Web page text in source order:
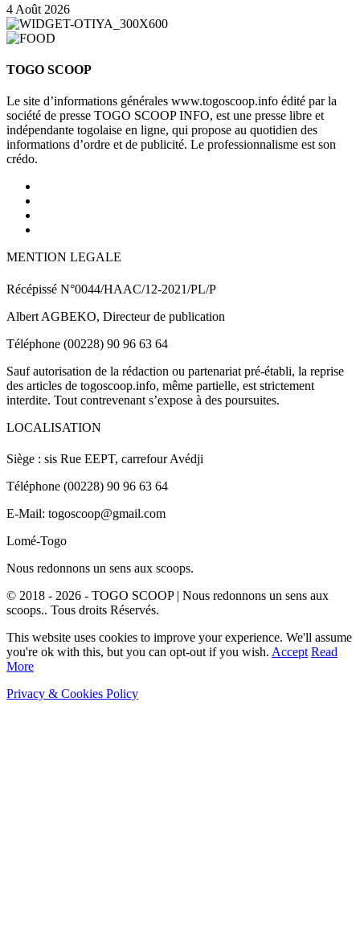
4 Août 2026
TOGO SCOOP
Le site d’informations générales www.togoscoop.info édité par la
société de presse TOGO SCOOP INFO, est une presse libre et
indépendante togolaise en ligne, qui propose au quotidien des
informations d’ordre et de publicité. Le professionnalisme est son
crédo.
MENTION LEGALE
Récépissé N°0044/HAAC/12-2021/PL/P
Albert AGBEKO, Directeur de publication
Téléphone (00228) 90 96 63 64
Sauf autorisation de la rédaction ou partenariat pré-établi, la reprise
des articles de togoscoop.info, même partielle, est strictement
interdite. Tout contrevenant s’expose à des poursuites.
LOCALISATION
Siège : sis Rue EEPT, carrefour Avédji
Téléphone (00228) 90 96 63 64
E-Mail: togoscoop@gmail.com
Lomé-Togo
Nous redonnons un sens aux scoops.
© 2018 - 2026 - TOGO SCOOP | Nous redonnons un sens aux
scoops.. Tous droits Réservés.
This website uses cookies to improve your experience. We'll assume
you're ok with this, but you can opt-out if you wish. Accept Read
More
Privacy & Cookies Policy